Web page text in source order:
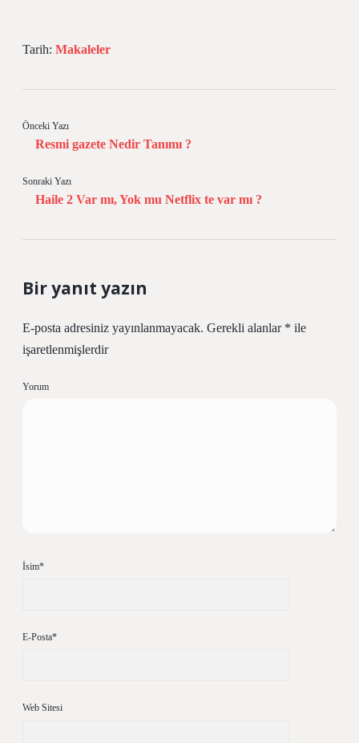
Tarih: Makaleler
Önceki Yazı
Resmi gazete Nedir Tanımı ?
Sonraki Yazı
Haile 2 Var mı, Yok mu Netflix te var mı ?
Bir yanıt yazın
E-posta adresiniz yayınlanmayacak. Gerekli alanlar * ile
işaretlenmişlerdir
Yorum
İsim*
E-Posta*
Web Sitesi